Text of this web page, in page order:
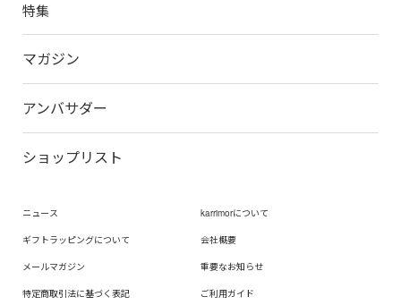
特集
マガジン
アンバサダー
ショップリスト
ニュース
ギフトラッピングについて
メールマガジン
特定商取引法に基づく表記
karrimorについて
会社概要
重要なお知らせ
ご利用ガイド